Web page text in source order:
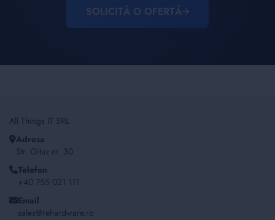
SOLICITĂ O OFERTĂ
All Things IT SRL
Adresa
Str. Oituz nr. 30
Telefon
+40 755 021 111
Email
sales@rehardware.ro